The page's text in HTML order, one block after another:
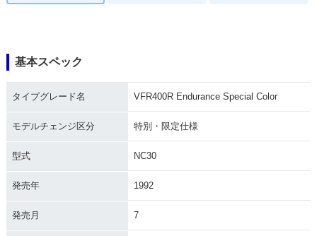
1990年 VFR400R・
1989年 VFR400R・
1988年 VFR400R・
1987年 VFR400R
1987年 VFR400R・
基本スペック
タイプグレード名 VFR400R Endurance Special Color
モデルチェンジ区分 特別・限定仕様
型式 NC30
発売年 1992
発売月 7